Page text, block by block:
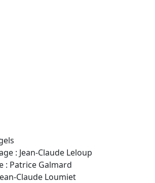
: Jean-Claude Leloup
: Patrice Galmard
Claude Loumiet